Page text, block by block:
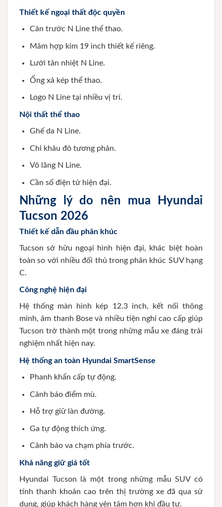
Thiết kế ngoại thất độc quyền
Cản trước N Line thể thao.
Mâm hợp kim 19 inch thiết kế riêng.
Lưới tản nhiệt N Line.
Ống xả kép thể thao.
Logo N Line tại nhiều vị trí.
Nội thất thể thao
Ghế da N Line.
Chỉ khâu đỏ tương phản.
Vô lăng N Line.
Cần số điện tử hiện đại.
Những lý do nên mua Hyundai
Tucson 2026
Thiết kế dẫn đầu phân khúc
Tucson sở hữu ngoại hình hiện đại, khác biệt hoàn
toàn so với nhiều đối thủ trong phân khúc SUV hạng
C.
Công nghệ hiện đại
Hệ thống màn hình kép 12.3 inch, kết nối thông
minh, âm thanh Bose và nhiều tiện nghi cao cấp giúp
Tucson trở thành một trong những mẫu xe đáng trải
nghiệm nhất hiện nay.
Hệ thống an toàn Hyundai SmartSense
Phanh khẩn cấp tự động.
Cảnh báo điểm mù.
Hỗ trợ giữ làn đường.
Ga tự động thích ứng.
Cảnh báo va chạm phía trước.
Khả năng giữ giá tốt
Hyundai Tucson là một trong những mẫu SUV có
tính thanh khoản cao trên thị trường xe đã qua sử
dụng, giúp khách hàng yên tâm hơn khi đầu tư.